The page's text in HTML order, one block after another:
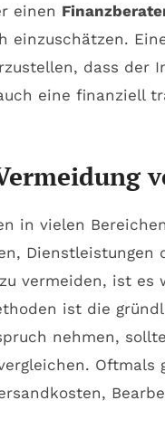
einen
einzuschätzen.
dass der
eine finanziell
in vielen
Dienstleistungen
vermeiden, ist es
ist die
nehmen,